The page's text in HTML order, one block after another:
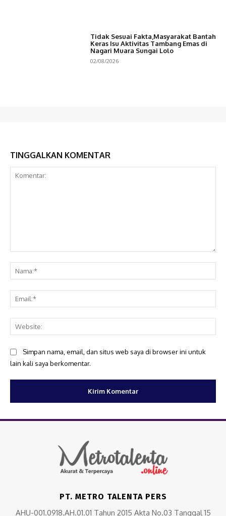
Tidak Sesuai Fakta,Masyarakat Bantah
Keras Isu Aktivitas Tambang Emas di
Nagari Muara Sungai Lolo
02/08/2026
TINGGALKAN KOMENTAR
Simpan nama, email, dan situs web saya di browser ini untuk
lain kali saya berkomentar.
PT. METRO TALENTA PERS
AHU-001.0918.AH.01.01 Tahun 2015 Akta No.03 Tanggal 15